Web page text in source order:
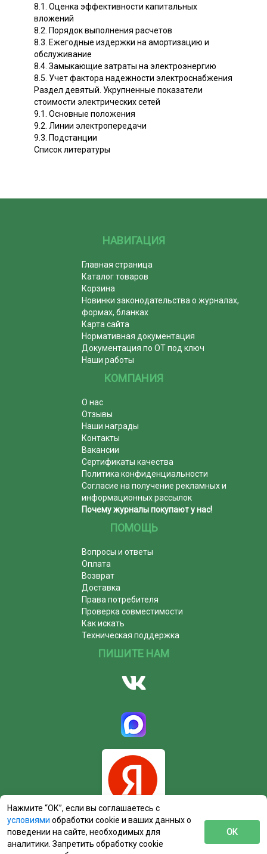
8.1. Оценка эффективности капитальных
вложений
8.2. Порядок выполнения расчетов
8.3. Ежегодные издержки на амортизацию и
обслуживание
8.4. Замыкающие затраты на электроэнергию
8.5. Учет фактора надежности электроснабжения
Раздел девятый. Укрупненные показатели
стоимости электрических сетей
9.1. Основные положения
9.2. Линии электропередачи
9.3. Подстанции
Список литературы
НАВИГАЦИЯ
Главная страница
Каталог товаров
Корзина
Новинки законодательства о журналах,
формах, бланках
Карта сайта
Нормативная документация
Документация по ОТ под ключ
Наши работы
КОМПАНИЯ
О нас
Отзывы
Наши награды
Контакты
Вакансии
Сертификаты качества
Политика конфиденциальности
Согласие на получение рекламных и
информационных рассылок
Почему журналы покупают у нас!
ПОМОЩЬ
Вопросы и ответы
Оплата
Возврат
Доставка
Права потребителя
Проверка совместимости
Как искать
Техническая поддержка
ПИШИТЕ НАМ
Нажмите “ОК”, если вы соглашаетесь с
условиями обработки cookie и ваших данных о
поведении на сайте, необходимых для
аналитики. Запретить обработку cookie
ОК